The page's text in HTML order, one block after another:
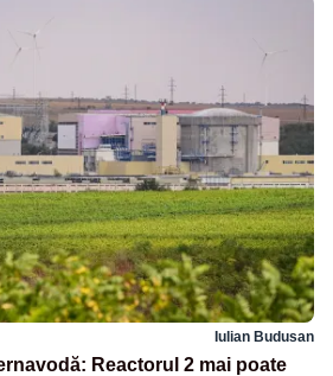
Iulian Budusan
Reactorul 2 mai poate